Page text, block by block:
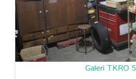
Galeri TKRO 5